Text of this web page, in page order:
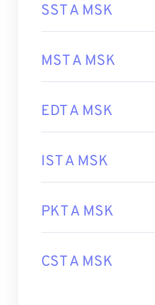
SST A MSK
MST A MSK
EDT A MSK
IST A MSK
PKT A MSK
CST A MSK